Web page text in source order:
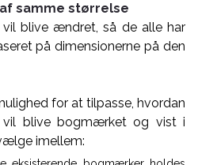
samme størrelse
vil blive ændret, så de alle har
på dimensionerne på den
for at tilpasse, hvordan
vil blive bogmærket og vist i
imellem: